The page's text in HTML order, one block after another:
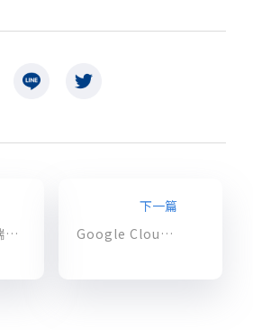
Google 雲端業務全面改組？從 Google Cloud Next ‘19大會訊息剖析新任執行長的戰略目標
下一篇
Google Cloud Next 19 Keynote 重點回顧！Anthos 混合雲管理平台重磅推出！